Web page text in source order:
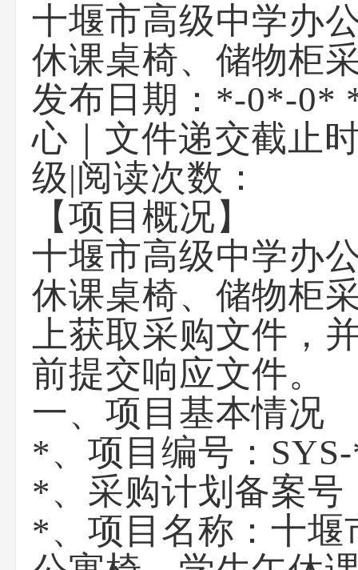
十堰市高级中学办
休课桌椅、储物柜
发布日期：*-0*-0*
心
文件递交截止
级|阅读次数：
【项目概况】
十堰市高级中学办
休课桌椅、储物柜
上获取采购文件，
前提交响应文件。
一、项目基本情况
*、项目编号：
*、采购计划备案号
*、项目名称：十堰